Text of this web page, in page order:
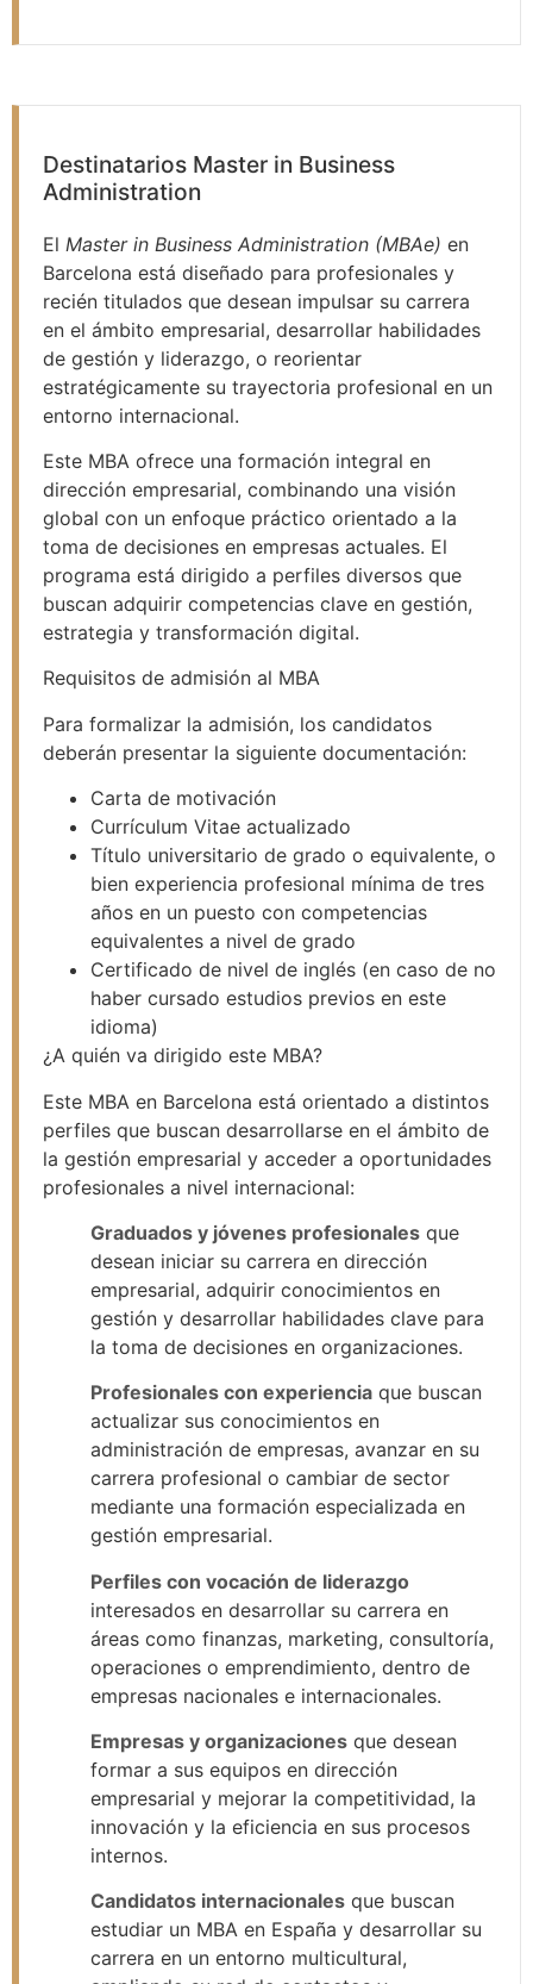
Destinatarios Master in Business
Administration
El Master in Business Administration (MBAe) en
Barcelona está diseñado para profesionales y
recién titulados que desean impulsar su carrera
en el ámbito empresarial, desarrollar habilidades
de gestión y liderazgo, o reorientar
estratégicamente su trayectoria profesional en un
entorno internacional.
Este MBA ofrece una formación integral en
dirección empresarial, combinando una visión
global con un enfoque práctico orientado a la
toma de decisiones en empresas actuales. El
programa está dirigido a perfiles diversos que
buscan adquirir competencias clave en gestión,
estrategia y transformación digital.
Requisitos de admisión al MBA
Para formalizar la admisión, los candidatos
deberán presentar la siguiente documentación:
Carta de motivación
Currículum Vitae actualizado
Título universitario de grado o equivalente, o
bien experiencia profesional mínima de tres
años en un puesto con competencias
equivalentes a nivel de grado
Certificado de nivel de inglés (en caso de no
haber cursado estudios previos en este
idioma)
¿A quién va dirigido este MBA?
Este MBA en Barcelona está orientado a distintos
perfiles que buscan desarrollarse en el ámbito de
la gestión empresarial y acceder a oportunidades
profesionales a nivel internacional:
Graduados y jóvenes profesionales que
desean iniciar su carrera en dirección
empresarial, adquirir conocimientos en
gestión y desarrollar habilidades clave para
la toma de decisiones en organizaciones.
Profesionales con experiencia que buscan
actualizar sus conocimientos en
administración de empresas, avanzar en su
carrera profesional o cambiar de sector
mediante una formación especializada en
gestión empresarial.
Perfiles con vocación de liderazgo
interesados en desarrollar su carrera en
áreas como finanzas, marketing, consultoría,
operaciones o emprendimiento, dentro de
empresas nacionales e internacionales.
Empresas y organizaciones que desean
formar a sus equipos en dirección
empresarial y mejorar la competitividad, la
innovación y la eficiencia en sus procesos
internos.
Candidatos internacionales que buscan
estudiar un MBA en España y desarrollar su
carrera en un entorno multicultural,